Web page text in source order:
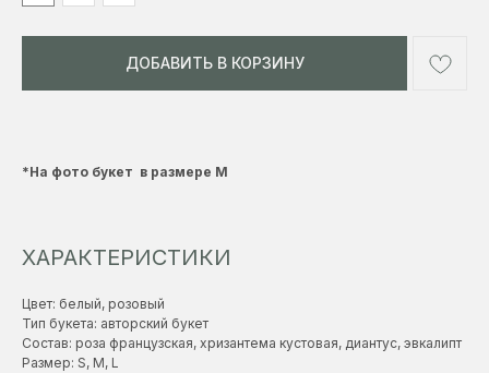
ДОБАВИТЬ В КОРЗИНУ
*На фото букет в размере М
ХАРАКТЕРИСТИКИ
Цвет: белый, розовый
Тип букета: авторский букет
Состав: роза французская, хризантема кустовая, диантус, эвкалипт
Размер: S, M, L